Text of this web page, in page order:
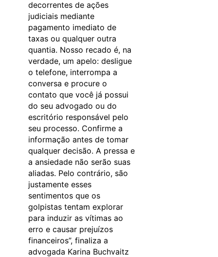
decorrentes de ações
judiciais mediante
pagamento imediato de
taxas ou qualquer outra
quantia. Nosso recado é, na
verdade, um apelo: desligue
o telefone, interrompa a
conversa e procure o
contato que você já possui
do seu advogado ou do
escritório responsável pelo
seu processo. Confirme a
informação antes de tomar
qualquer decisão. A pressa e
a ansiedade não serão suas
aliadas. Pelo contrário, são
justamente esses
sentimentos que os
golpistas tentam explorar
para induzir as vítimas ao
erro e causar prejuízos
financeiros”, finaliza a
advogada Karina Buchvaitz